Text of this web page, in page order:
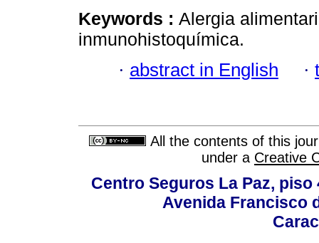
Keywords : Alergia
inmunohistoquímica.
· abstract in English ·
All the contents of this
under a Creative
Centro Seguros La Paz,
Avenida Francisco